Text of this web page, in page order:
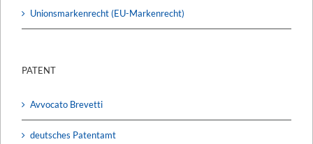
Unionsmarkenrecht (EU-Markenrecht)
PATENT
Avvocato Brevetti
deutsches Patentamt